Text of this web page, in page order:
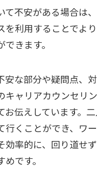
て不安がある場合は
を利用することでよ
きます。
安な部分や疑問点、
キャリアカウンセリ
お伝えしています。
行くことができ、ワ
効率的に、回り道せ
です。